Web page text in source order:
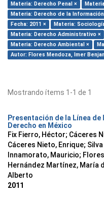
Materia: Derecho Penal ×
Materia: Derecho de la
Fecha: 2011 ×
Materia:
Materia: Derecho Administrativo ×
Materia: Derecho Ambiental ×
Autor: Flores Mendoza, Imer
Mostrando ítems 1-1 de 1
Presentación de la Línea
Derecho en México
Fix Fierro, Héctor; Cáceres
Cáceres Nieto, Enrique;
Innamorato, Mauricio;
Hernández Martínez, María
Alberto
2011